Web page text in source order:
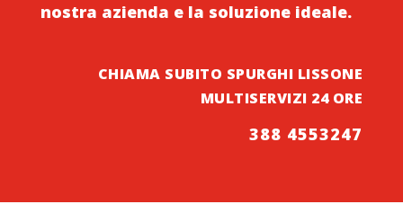
nostra azienda e la soluzione ideale.
CHIAMA SUBITO SPURGHI LISSONE
MULTISERVIZI 24 ORE
388 4553247